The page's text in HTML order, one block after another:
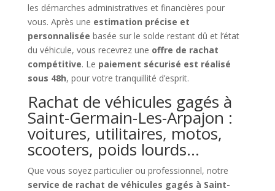
les démarches administratives et financières pour
vous. Après une estimation précise et
personnalisée basée sur le solde restant dû et l’état
du véhicule, vous recevrez une offre de rachat
compétitive. Le paiement sécurisé est réalisé
sous 48h, pour votre tranquillité d’esprit.
Rachat de véhicules gagés à
Saint-Germain-Les-Arpajon :
voitures, utilitaires, motos,
scooters, poids lourds…
Que vous soyez particulier ou professionnel, notre
service de rachat de véhicules gagés à Saint-